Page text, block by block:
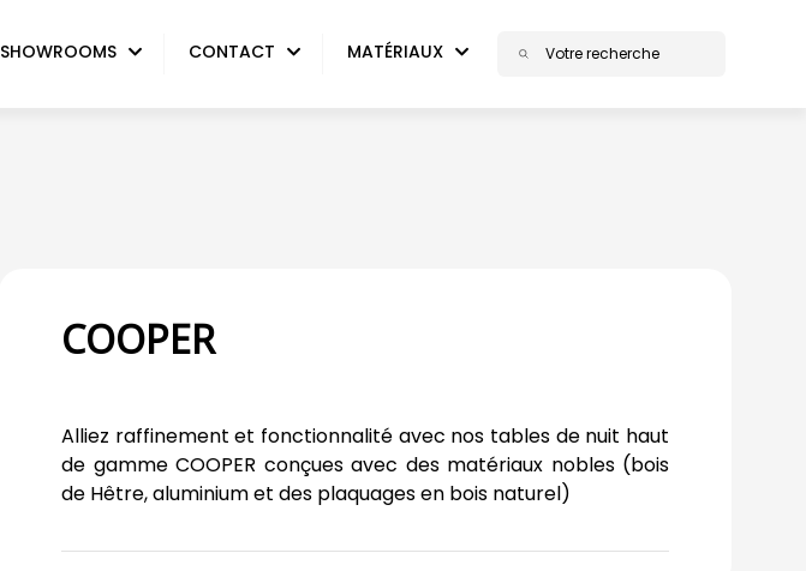
SHOWROOMS CONTACT MATÉRIAUX
COOPER
Alliez raffinement et fonctionnalité avec nos tables de nuit haut
de gamme COOPER conçues avec des matériaux nobles (bois
de Hêtre, aluminium et des plaquages en bois naturel)